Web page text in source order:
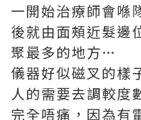
一開始治療師會喺
後就由面頰近髮邊
聚最多的地方…
儀器好似磁叉的樣
人的需要去調較度
完全唔痛，因為有